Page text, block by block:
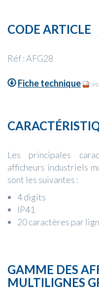
CODE ARTICLE
Réf : AFG28
Fiche technique
Les principales
afficheurs industriels
sont les suivantes :
4 digits
IP41
​20 caractères par
GAMME DES
MULTILIGNES